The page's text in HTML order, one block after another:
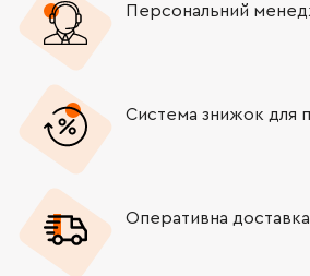
Персональний
Система знижок для
Оперативна доставка